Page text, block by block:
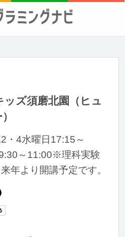
ズ須磨北園（ヒュ
・4水曜日17:15～
～11:00※理科実験
年より開講予定です。